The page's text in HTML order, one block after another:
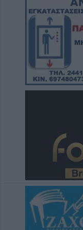
Το Σάββατο 8
Αθανασίας
7 Αυγούστου 2026,
Συμμαχία
κόστος, τους
φορέα
δεξαμενών
Κουρέτα
Υπό έλεγχο η
Όλυμπο –
σημείο
7 Αυγούστου 2026,
Ενισχύθηκαν
στην
Στεφάνι
7 Αυγούστου 2026,
Το Σάββατο 8